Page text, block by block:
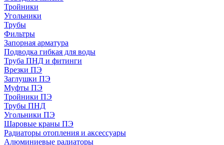
Тройники
Угольники
Трубы
Фильтры
Запорная арматура
Подводка гибкая для воды
Труба ПНД и фитинги
Врезки ПЭ
Заглушки ПЭ
Муфты ПЭ
Тройники ПЭ
Трубы ПНД
Угольники ПЭ
Шаровые краны ПЭ
Радиаторы отопления и аксессуары
Алюминиевые радиаторы